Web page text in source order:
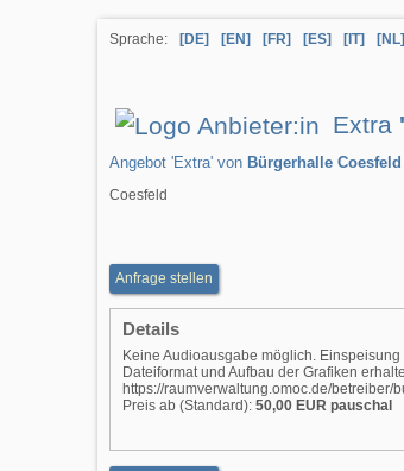
Sprache: [DE] [EN] [FR] [ES] [IT] [NL]
Extra
Angebot 'Extra' von Bürgerhalle Coesfeld
Coesfeld
Anfrage stellen
Details
Keine Audioausgabe möglich.
Dateiformat und Aufbau der Grafiken
https://raumverwaltung.omoc.de/
Preis ab (Standard): 50,00 EUR pauschal